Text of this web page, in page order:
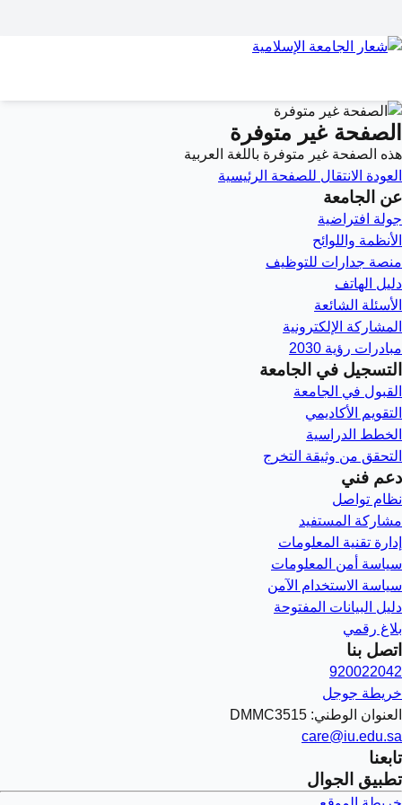
الصفحة غير متوفرة
هذه الصفحة غير متوفرة باللغة العربية
العودة الانتقال للصفحة الرئيسية
عن الجامعة
جولة افتراضية
الأنظمة واللوائح
منصة جدارات للتوظيف
دليل الهاتف
الأسئلة الشائعة
المشاركة الإلكترونية
مبادرات رؤية 2030
التسجيل في الجامعة
القبول في الجامعة
التقويم الأكاديمي
الخطط الدراسية
التحقق من وثيقة التخرج
دعم فني
نظام تواصل
مشاركة المستفيد
إدارة تقنية المعلومات
سياسة أمن المعلومات
سياسة الاستخدام الآمن
دليل البيانات المفتوحة
بلاغ رقمي
اتصل بنا
920022042
خريطة جوجل
العنوان الوطني: DMMC3515
care@iu.edu.sa
تابعنا
تطبيق الجوال